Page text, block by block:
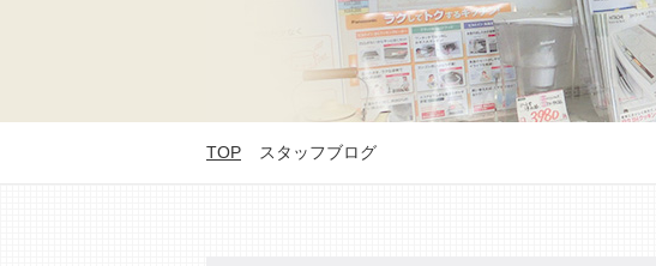
TOP スタッフブログ